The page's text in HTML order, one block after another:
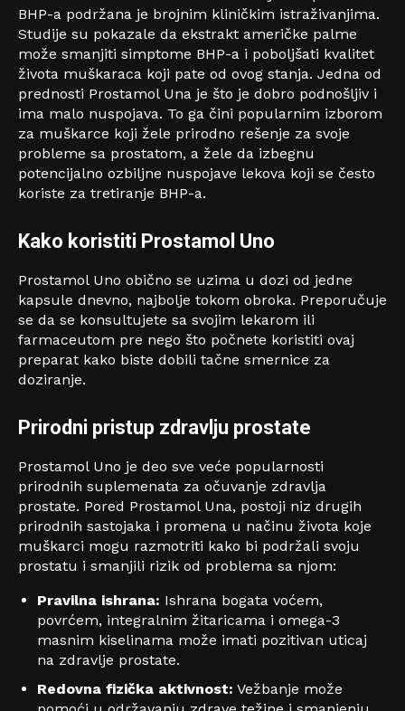
BHP-a podržana je brojnim kliničkim istraživanjima.
Studije su pokazale da ekstrakt američke palme
može smanjiti simptome BHP-a i poboljšati kvalitet
života muškaraca koji pate od ovog stanja. Jedna od
prednosti Prostamol Una je što je dobro podnošljiv i
ima malo nuspojava. To ga čini popularnim izborom
za muškarce koji žele prirodno rešenje za svoje
probleme sa prostatom, a žele da izbegnu
potencijalno ozbiljne nuspojave lekova koji se često
koriste za tretiranje BHP-a.
Kako koristiti Prostamol Uno
Prostamol Uno obično se uzima u dozi od jedne
kapsule dnevno, najbolje tokom obroka. Preporučuje
se da se konsultujete sa svojim lekarom ili
farmaceutom pre nego što počnete koristiti ovaj
preparat kako biste dobili tačne smernice za
doziranje.
Prirodni pristup zdravlju prostate
Prostamol Uno je deo sve veće popularnosti
prirodnih suplemenata za očuvanje zdravlja
prostate. Pored Prostamol Una, postoji niz drugih
prirodnih sastojaka i promena u načinu života koje
muškarci mogu razmotriti kako bi podržali svoju
prostatu i smanjili rizik od problema sa njom:
Pravilna ishrana: Ishrana bogata voćem,
povrćem, integralnim žitaricama i omega-3
masnim kiselinama može imati pozitivan uticaj
na zdravlje prostate.
Redovna fizička aktivnost: Vežbanje može